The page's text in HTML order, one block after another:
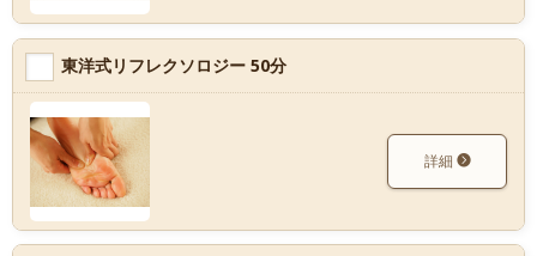
東洋式リフレクソロジー 50分
詳細